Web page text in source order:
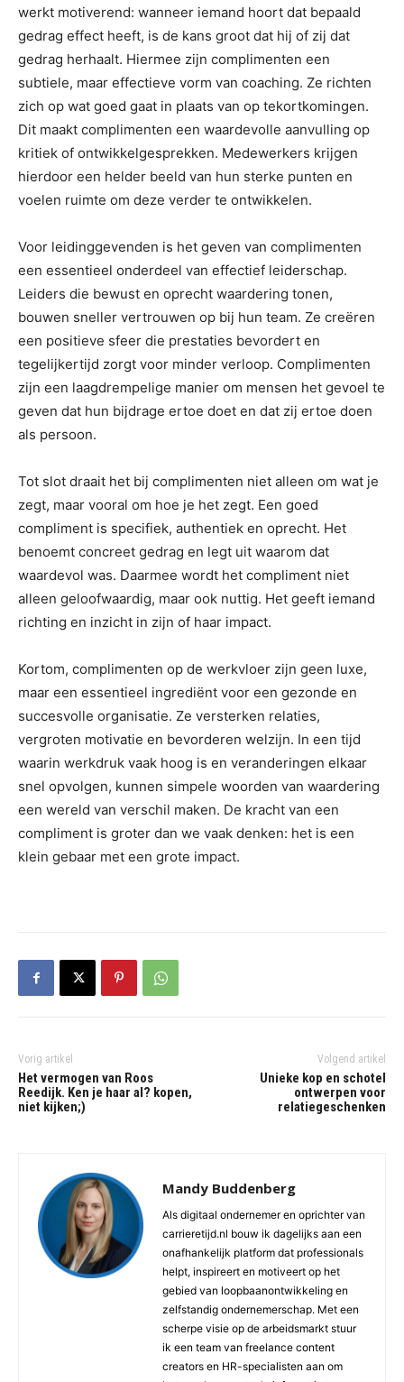
werkt motiverend: wanneer iemand hoort dat bepaald
gedrag effect heeft, is de kans groot dat hij of zij dat
gedrag herhaalt. Hiermee zijn complimenten een
subtiele, maar effectieve vorm van coaching. Ze richten
zich op wat goed gaat in plaats van op tekortkomingen.
Dit maakt complimenten een waardevolle aanvulling op
kritiek of ontwikkelgesprekken. Medewerkers krijgen
hierdoor een helder beeld van hun sterke punten en
voelen ruimte om deze verder te ontwikkelen.
Voor leidinggevenden is het geven van complimenten
een essentieel onderdeel van effectief leiderschap.
Leiders die bewust en oprecht waardering tonen,
bouwen sneller vertrouwen op bij hun team. Ze creëren
een positieve sfeer die prestaties bevordert en
tegelijkertijd zorgt voor minder verloop. Complimenten
zijn een laagdrempelige manier om mensen het gevoel te
geven dat hun bijdrage ertoe doet en dat zij ertoe doen
als persoon.
Tot slot draait het bij complimenten niet alleen om wat je
zegt, maar vooral om hoe je het zegt. Een goed
compliment is specifiek, authentiek en oprecht. Het
benoemt concreet gedrag en legt uit waarom dat
waardevol was. Daarmee wordt het compliment niet
alleen geloofwaardig, maar ook nuttig. Het geeft iemand
richting en inzicht in zijn of haar impact.
Kortom, complimenten op de werkvloer zijn geen luxe,
maar een essentieel ingrediënt voor een gezonde en
succesvolle organisatie. Ze versterken relaties,
vergroten motivatie en bevorderen welzijn. In een tijd
waarin werkdruk vaak hoog is en veranderingen elkaar
snel opvolgen, kunnen simpele woorden van waardering
een wereld van verschil maken. De kracht van een
compliment is groter dan we vaak denken: het is een
klein gebaar met een grote impact.
Vorig artikel
Het vermogen van Roos
Reedijk. Ken je haar al? kopen,
niet kijken;)
Volgend artikel
Unieke kop en schotel
ontwerpen voor
relatiegeschenken
Mandy Buddenberg
Als digitaal ondernemer en oprichter van
carrieretijd.nl bouw ik dagelijks aan een
onafhankelijk platform dat professionals
helpt, inspireert en motiveert op het
gebied van loopbaanontwikkeling en
zelfstandig ondernemerschap. Met een
scherpe visie op de arbeidsmarkt stuur
ik een team van freelance content
creators en HR-specialisten aan om